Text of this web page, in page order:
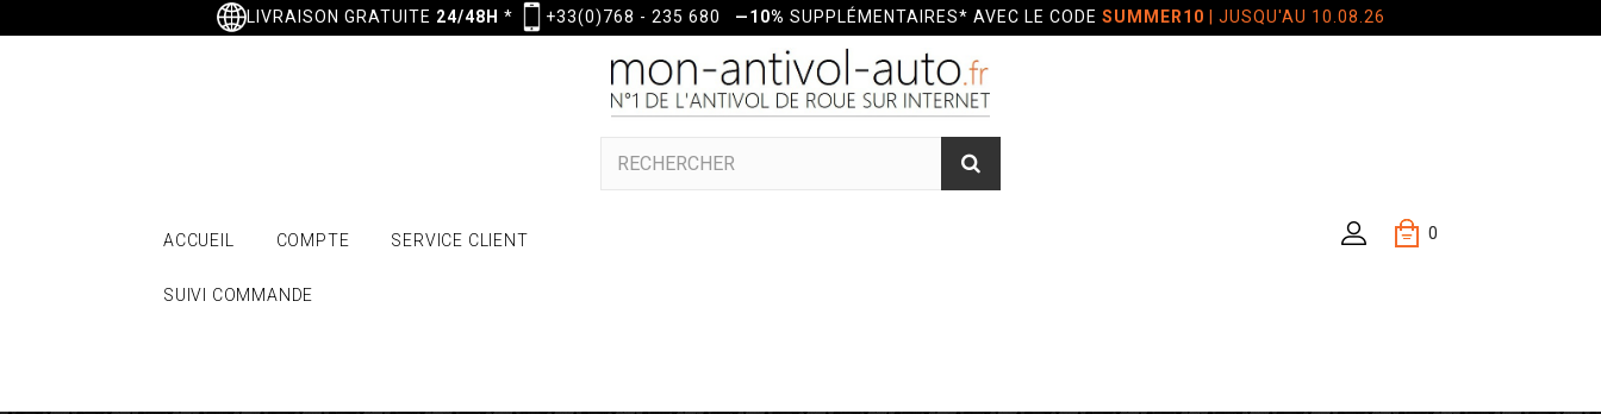
LIVRAISON GRATUITE 24/48H * +33(0)768 - 235 680 —10% SUPPLÉMENTAIRES* AVEC LE CODE SUMMER10 | JUSQU'AU 10.08.26
0
ACCUEIL COMPTE SERVICE CLIENT
SUIVI COMMANDE